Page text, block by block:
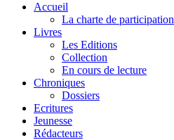
Accueil
La charte de participation
Livres
Les Editions
Collection
En cours de lecture
Chroniques
Dossiers
Ecritures
Jeunesse
Rédacteurs